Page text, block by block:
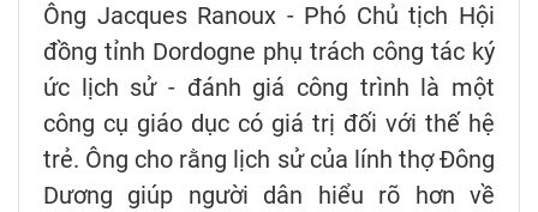
Ông Jacques Ranoux - Phó Chủ tịch Hội
đồng tỉnh Dordogne phụ trách công tác ký
ức lịch sử - đánh giá công trình là một
công cụ giáo dục có giá trị đối với thế hệ
trẻ. Ông cho rằng lịch sử của lính thợ Đông
Dương giúp người dân hiểu rõ hơn về